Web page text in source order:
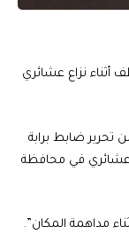
أثناء نزاع عشائري
تحرير ضابط برابة
عشائري في محافظة
مداهمة المكان”.